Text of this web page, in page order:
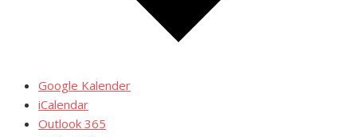
Google Kalender
iCalendar
Outlook 365